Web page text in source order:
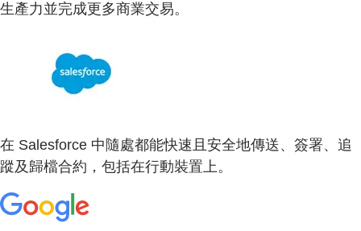
生產力並完成更多商業交易。
在 Salesforce 中隨處都能快速且安全地傳送、簽署、追
蹤及歸檔合約，包括在行動裝置上。